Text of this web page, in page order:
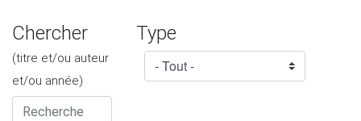
Chercher
(titre et/ou auteur
et/ou année)
Type